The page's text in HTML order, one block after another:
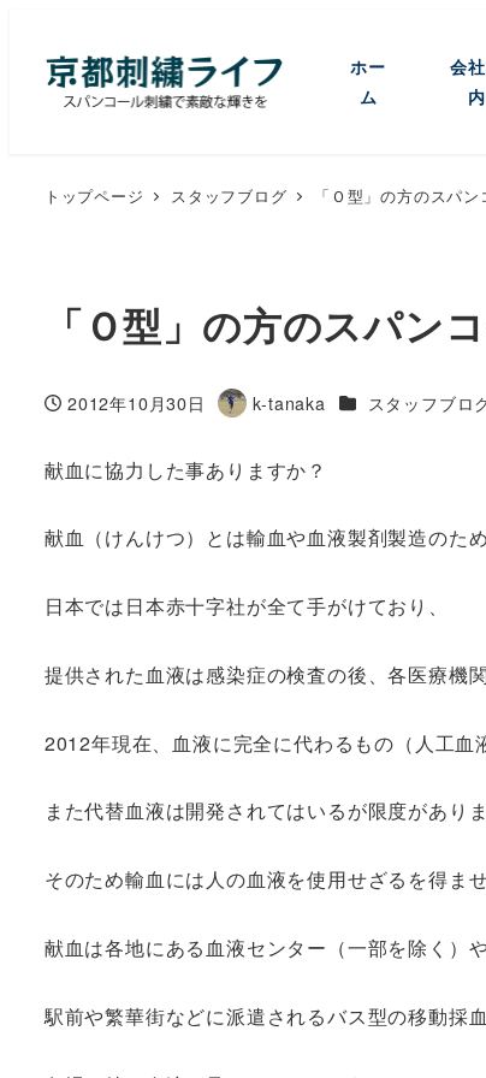
ホー
ム
会
内
トップページ スタッフブログ 「Ｏ型」の方のスパ
「Ｏ型」の方のスパン
投稿日
2012年10月30日
著
k-tanaka カテゴリー
スタッフブロ
献血に協力した事ありますか？
献血（けんけつ）とは輸血や血液製剤製造のた
日本では日本赤十字社が全て手がけており、
提供された血液は感染症の検査の後、各医療機
2012年現在、血液に完全に代わるもの（人工血
また代替血液は開発されてはいるが限度がありま
そのため輸血には人の血液を使用せざるを得ませ
献血は各地にある血液センター（一部を除く）
駅前や繁華街などに派遣されるバス型の移動採